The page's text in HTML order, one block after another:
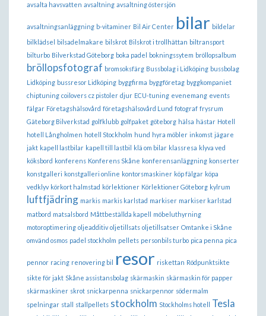
avsalta havsvatten avsaltning avsaltning östersjön
avsaltningsanläggning b-vitaminer Bil Air Center bilar bildelar
bilklädsel
bilsadelmakare bilskrot Bilskrot i trollhättan biltransport
bilturbo Bilverkstad Göteborg boka padel bokningssytem bröllopsalbum
bröllopsfotograf bromsoksfärg Bussbolag i Lidköping bussbolag
Lidköping bussresor Lidköping byggfirma byggföretag byggkompaniet
chiptuning coilovers cz pistoler djur ECU-tuning evenemang events
fälgar Företagshälsovård företagshälsovård Lund fotograf frysrum
Gäteborg Bilverkstad golfklubb golfpaket göteborg hälsa hästar Hotell
hotell Långholmen hotell Stockholm hund hyra möbler inkomst jägare
jakt kapell lastbilar kapell till lastbil klä om bilar klassresa klyva ved
köksbord konferens Konferens Skåne konferensanläggning konserter
konstgalleri konstgalleri online kontorsmaskiner köp fälgar köpa
vedklyv körkort halmstad körlektioner Körlektioner Göteborg kylrum
luftfjädring markis markis karlstad markiser markiser karlstad
matbord matsalsbord Måttbeställda kapell
möbeluthyrning
motoroptimering oljeadditiv oljetillsats oljetillsatser Omtanke i Skåne
omvänd osmos padel stockholm pellets personbils turbo pica penna pica
pennor racing renovering bil resor riskettan Rödpunktsikte
sikte för jakt Skåne assistansbolag skärmaskin skärmaskin för papper
skärmaskiner skrot snickarpenna snickarpennor södermalm
spelningar stall stallpellets stockholm Stockholms hotell Tesla